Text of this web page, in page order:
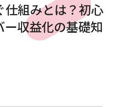
仕組みとは？初心
収益化の基礎知